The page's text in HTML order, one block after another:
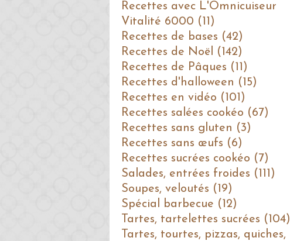
Recettes avec L'Omnicuiseur
Vitalité 6000 (11)
Recettes de bases (42)
Recettes de Noël (142)
Recettes de Pâques (11)
Recettes d'halloween (15)
Recettes en vidéo (101)
Recettes salées cookéo (67)
Recettes sans gluten (3)
Recettes sans œufs (6)
Recettes sucrées cookéo (7)
Salades, entrées froides (111)
Soupes, veloutés (19)
Spécial barbecue (12)
Tartes, tartelettes sucrées (104)
Tartes, tourtes, pizzas, quiches,